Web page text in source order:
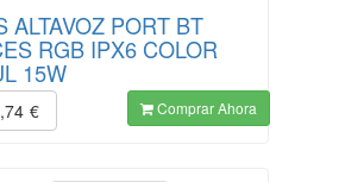
ALTAVOZ PORT BT
RGB IPX6 COLOR
15W
€ Comprar Ahora